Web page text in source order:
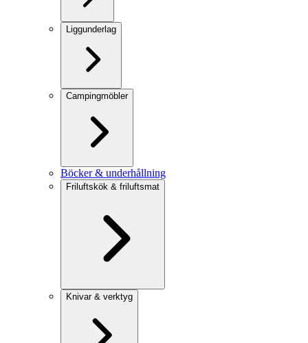
Liggunderlag
Campingmöbler
Böcker & underhållning
Friluftskök & friluftsmat
Knivar & verktyg